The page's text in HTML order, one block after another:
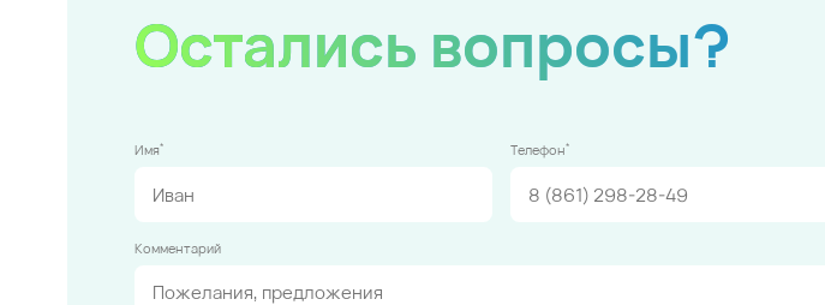
Остались вопросы?
Имя* Телефон*
Комментарий